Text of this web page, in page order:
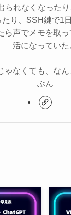
られなくなった
たり、SSH鍵で1
ら声でメモを取
活になっていた
ゃなくても、な
ぶん